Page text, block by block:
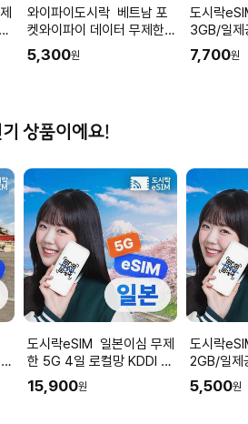
와이파이도시락 베트남 포
켓와이파이 데이터 무제한
다낭 나트랑 공항수령
5,300원
도시락eSIM 일
3GB/일
망 소프트
7,700원
상품이에요!
도시락eSIM 일본이심 무제
한 5G 4일 로컬망 KDDI 도
시락eSIM
15,900원
도시락eSIM 일
2GB/일제
망 소프트
5,500원